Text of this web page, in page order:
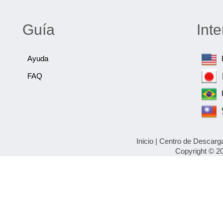
Guía
Ayuda
FAQ
Inicio
Centro de
Copyright ©